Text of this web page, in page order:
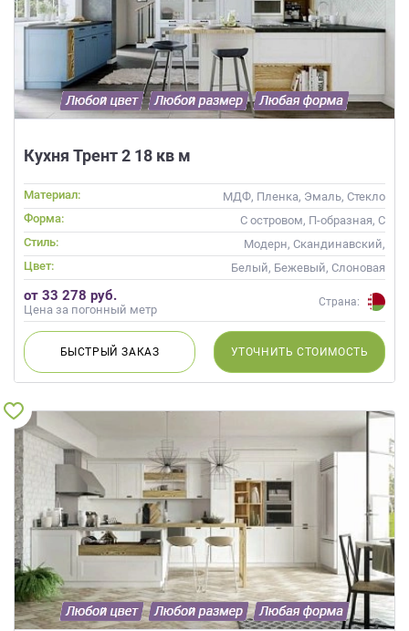
Кухня Трент 2 18 кв м
Материал:
МДФ, Пленка, Эмаль, Стекло
Форма:
С островом, П-образная, С
барной стойкой
Стиль:
Модерн, Скандинавский,
Неоклассика, Современные
Цвет:
Белый, Бежевый, Слоновая
кость, Кремовый, Синий,
Голубой
от 33 278 руб.
Цена за погонный метр
Страна:
БЫСТРЫЙЗАКАЗ УТОЧНИТЬ СТОИМОСТЬ
персональных
данных.